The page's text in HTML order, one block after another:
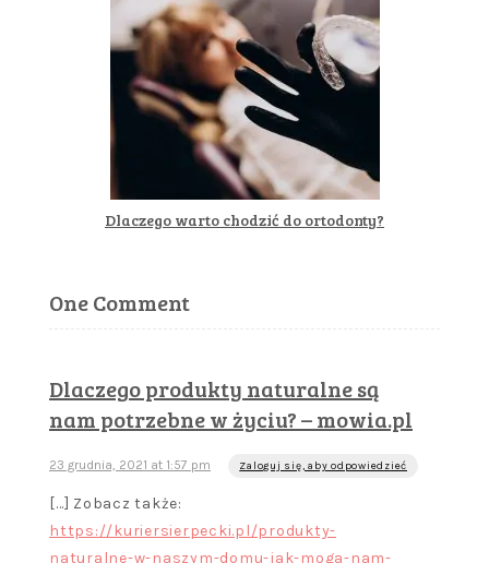
Dlaczego warto chodzić do ortodonty?
One Comment
Dlaczego produkty naturalne są
nam potrzebne w życiu? – mowia.pl
23 grudnia, 2021 at 1:57 pm Zaloguj się, aby odpowiedzieć
[…] Zobacz także:
https://kuriersierpecki.pl/produkty-
naturalne-w-naszym-domu-jak-moga-nam-